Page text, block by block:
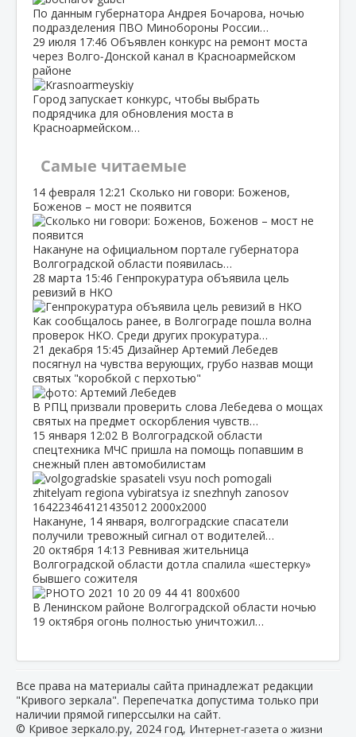
По данным губернатора Андрея Бочарова, ночью
подразделения ПВО Минобороны России…
29 июля 17:46 Объявлен конкурс на ремонт моста
через Волго‑Донской канал в Красноармейском
районе
Город запускает конкурс, чтобы выбрать
подрядчика для обновления моста в
Красноармейском…
Самые читаемые
14 февраля 12:21 Сколько ни говори: Боженов,
Боженов – мост не появится
Накануне на официальном портале губернатора
Волгоградской области появилась…
28 марта 15:46 Генпрокуратура объявила цель
ревизий в НКО
Как сообщалось ранее, в Волгограде пошла волна
проверок НКО. Среди других прокуратура…
21 декабря 15:45 Дизайнер Артемий Лебедев
посягнул на чувства верующих, грубо назвав мощи
святых "коробкой с перхотью"
В РПЦ призвали проверить слова Лебедева о мощах
святых на предмет оскорбления чувств…
15 января 12:02 В Волгоградской области
спецтехника МЧС пришла на помощь попавшим в
снежный плен автомобилистам
Накануне, 14 января, волгоградские спасатели
получили тревожный сигнал от водителей…
20 октября 14:13 Ревнивая жительница
Волгоградской области дотла спалила «шестерку»
бывшего сожителя
В Ленинском районе Волгоградской области ночью
19 октября огонь полностью уничтожил…
Все права на материалы сайта принадлежат редакции
"Кривого зеркала". Перепечатка допустима только при
наличии прямой гиперссылки на сайт.
© Кривое зеркало.ру, 2024 год, Интернет-газета о жизни